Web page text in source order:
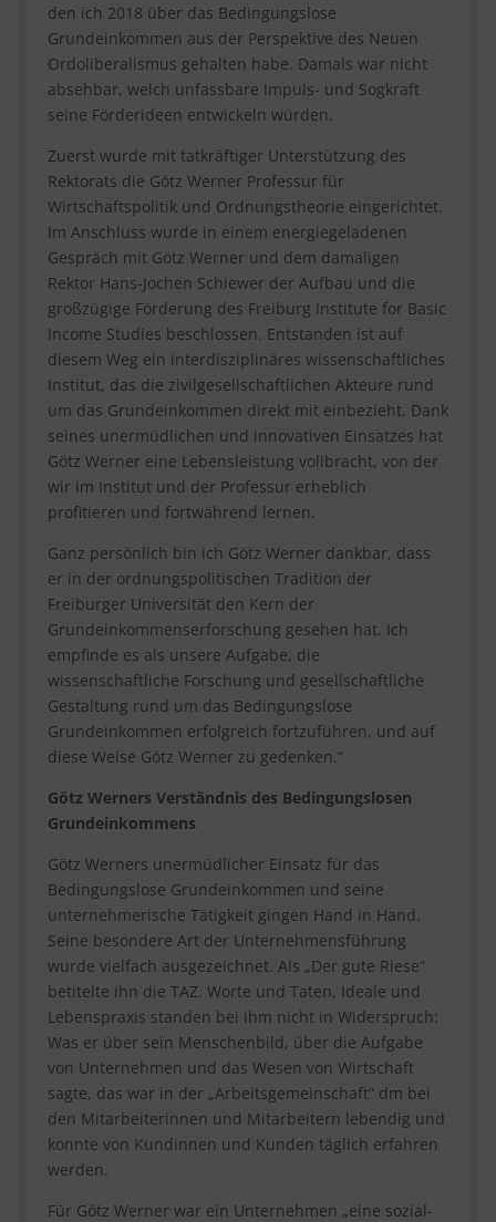
den ich 2018 über das Bedingungslose
Grundeinkommen aus der Perspektive des Neuen
Ordoliberalismus gehalten habe. Damals war nicht
absehbar, welch unfassbare Impuls- und Sogkraft
seine Förderideen entwickeln würden.
Zuerst wurde mit tatkräftiger Unterstützung des
Rektorats die Götz Werner Professur für
Wirtschaftspolitik und Ordnungstheorie eingerichtet.
Im Anschluss wurde in einem energiegeladenen
Gespräch mit Götz Werner und dem damaligen
Rektor Hans-Jochen Schiewer der Aufbau und die
großzügige Förderung des Freiburg Institute for Basic
Income Studies beschlossen. Entstanden ist auf
diesem Weg ein interdisziplinäres wissenschaftliches
Institut, das die zivilgesellschaftlichen Akteure rund
um das Grundeinkommen direkt mit einbezieht. Dank
seines unermüdlichen und innovativen Einsatzes hat
Götz Werner eine Lebensleistung vollbracht, von der
wir im Institut und der Professur erheblich
profitieren und fortwährend lernen.
Ganz persönlich bin ich Götz Werner dankbar, dass
er in der ordnungspolitischen Tradition der
Freiburger Universität den Kern der
Grundeinkommenserforschung gesehen hat. Ich
empfinde es als unsere Aufgabe, die
wissenschaftliche Forschung und gesellschaftliche
Gestaltung rund um das Bedingungslose
Grundeinkommen erfolgreich fortzuführen, und auf
diese Weise Götz Werner zu gedenken.“
Götz Werners Verständnis des Bedingungslosen
Grundeinkommens
Götz Werners unermüdlicher Einsatz für das
Bedingungslose Grundeinkommen und seine
unternehmerische Tätigkeit gingen Hand in Hand.
Seine besondere Art der Unternehmensführung
wurde vielfach ausgezeichnet. Als „Der gute Riese“
betitelte ihn die TAZ. Worte und Taten, Ideale und
Lebenspraxis standen bei ihm nicht in Widerspruch:
Was er über sein Menschenbild, über die Aufgabe
von Unternehmen und das Wesen von Wirtschaft
sagte, das war in der „Arbeitsgemeinschaft“ dm bei
den Mitarbeiterinnen und Mitarbeitern lebendig und
konnte von Kundinnen und Kunden täglich erfahren
werden.
Für Götz Werner war ein Unternehmen „eine sozial-